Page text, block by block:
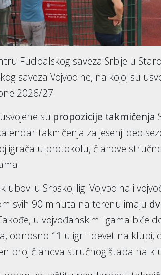
Fudbalskog saveza Srbije u
saveza Vojvodine, na kojoj su
2026/27.
su propozicije takmičenja
takmičenja za jesenji deo
igrača u protokolu, članove
u Srpskoj ligi Vojvodina i
svih 90 minuta na terenu imaju
u vojvođanskim ligama biće
odnosno 11 u igri i devet na klupi,
broj članova stručnog štaba na